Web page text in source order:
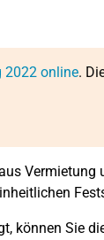
2022 online.
können Sie